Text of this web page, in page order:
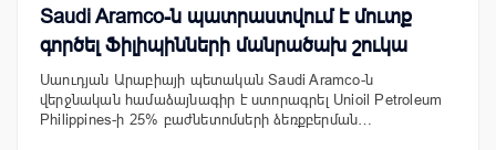
Saudi Aramco-ն պատրաստվում է մուտք
գործել Ֆիլիպինների մանրածախ շուկա
Սաուդյան Արաբիայի պետական ​​Saudi Aramco-ն
վերջնական համաձայնագիր է ստորագրել Unioil Petroleum
Philippines-ի 25% բաժնետոմսերի ձեռքբերման…